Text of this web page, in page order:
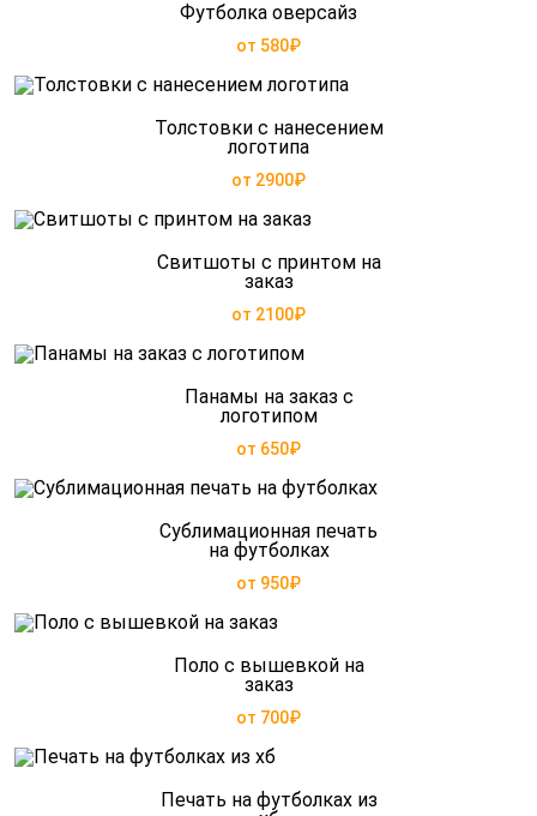
Футболка оверсайз
от 580₽
Толстовки с нанесением
логотипа
от 2900₽
Свитшоты с принтом на
заказ
от 2100₽
Панамы на заказ с
логотипом
от 650₽
Сублимационная печать
на футболках
от 950₽
Поло с вышевкой на
заказ
от 700₽
Печать на футболках из